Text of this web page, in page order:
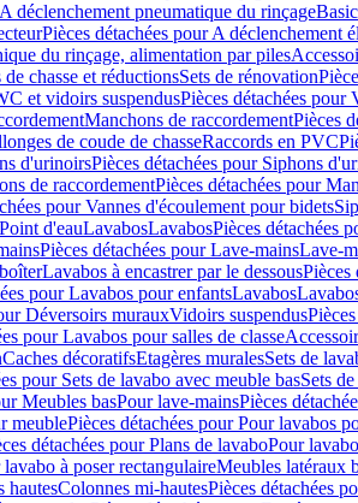
déclenchement pneumatique du rinçageBasic
Pièces détachées pour A déclenchement
du rinçage, alimentation par piles
chasse et réductionsSets de rénovation
et vidoirs suspendusPièces détachées pour
Manchons de raccordementPièces
de coude de chasseRaccords en PVC
d'urinoirsPièces détachées pour Siphons
de raccordementPièces détachées pour
pour Vannes d'écoulement pour bidets
Point d'eauLavabosLavabosPièces détachées
Pièces détachées pour Lave-mainsLave-
Lavabos à encastrer par le dessousPièces
pour Lavabos pour enfantsLavabos
Déversoirs murauxVidoirs suspendus
pour Lavabos pour salles de classe
Caches décoratifsEtagères muralesSets de
pour Sets de lavabo avec meuble basSets
Meubles basPour lave-mainsPièces
meublePièces détachées pour Pour lavabos
détachées pour Plans de lavaboPour
à poser rectangulaireMeubles latéraux
hautesColonnes mi-hautesPièces détachées